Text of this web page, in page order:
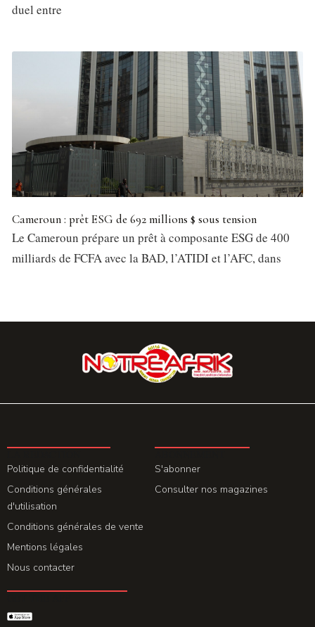
duel entre
Cameroun : prêt ESG de 692 millions $ sous tension
Le Cameroun prépare un prêt à composante ESG de 400
milliards de FCFA avec la BAD, l’ATIDI et l’AFC, dans
Politique de confidentialité
Conditions générales
d'utilisation
Conditions générales de vente
Mentions légales
Nous contacter
S'abonner
Consulter nos magazines